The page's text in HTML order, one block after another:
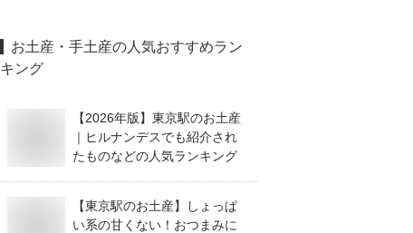
お土産・手土産の人気おすすめラン
キング
【2026年版】東京駅のお土産
｜ヒルナンデスでも紹介され
たものなどの人気ランキング
【東京駅のお土産】しょっぱ
い系の甘くない！おつまみに